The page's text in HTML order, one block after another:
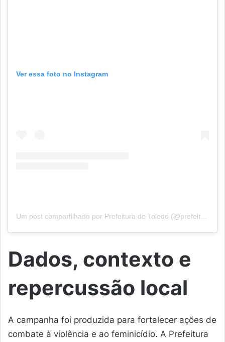
Ver essa foto no Instagram
Dados, contexto e
repercussão local
A campanha foi produzida para fortalecer ações de
combate à violência e ao feminicídio. A Prefeitura